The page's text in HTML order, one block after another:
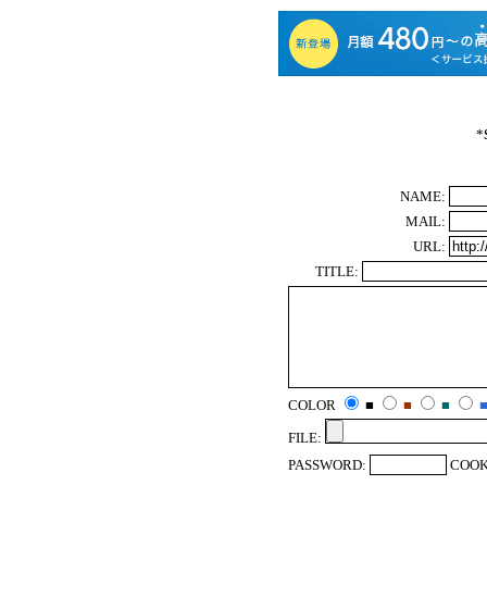
*
NAME:
MAIL:
URL:
TITLE:
COLOR ■ ■ ■
■
FILE:
PASSWORD: